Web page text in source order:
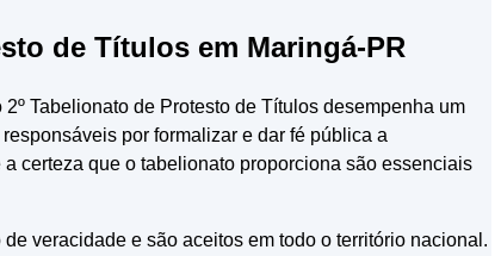
de Títulos em Maringá-PR
Tabelionato de Protesto de Títulos desempenha um
por formalizar e dar fé pública a
certeza que o tabelionato proporciona são essenciais
veracidade e são aceitos em todo o território nacional.